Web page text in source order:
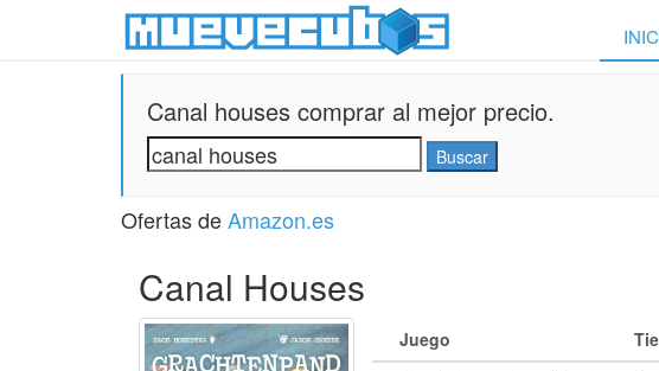
Canal houses comprar al mejor precio.
Ofertas deAmazon.es
Canal Houses
Juego